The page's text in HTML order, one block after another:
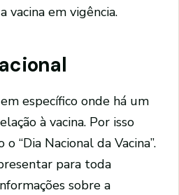
vacina em vigência.
específico onde há um
à vacina. Por isso
“Dia Nacional da Vacina”.
para toda
sobre a